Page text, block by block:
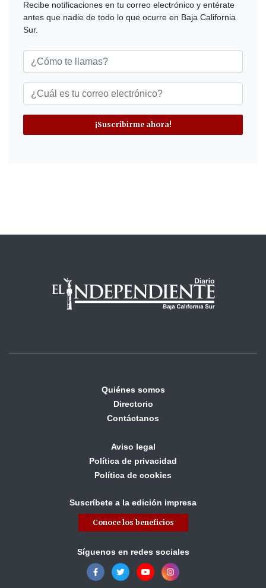
Recibe notificaciones en tu correo electrónico y entérate
antes que nadie de todo lo que ocurre en Baja California
Sur.
¡Suscribirme ahora!
Quiénes somos
Directorio
Contáctanos
Aviso legal
Política de privacidad
Política de cookies
Suscríbete a la edición impresa
Conoce los beneficios
Síguenos en redes sociales